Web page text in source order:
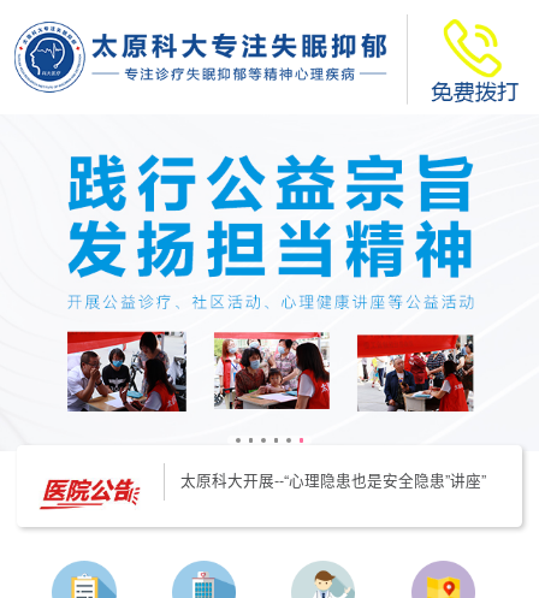
太原科大开展--“心理隐患也是安全隐患”讲座”
太原科大开展心理沙盘团体体验系列公益活动